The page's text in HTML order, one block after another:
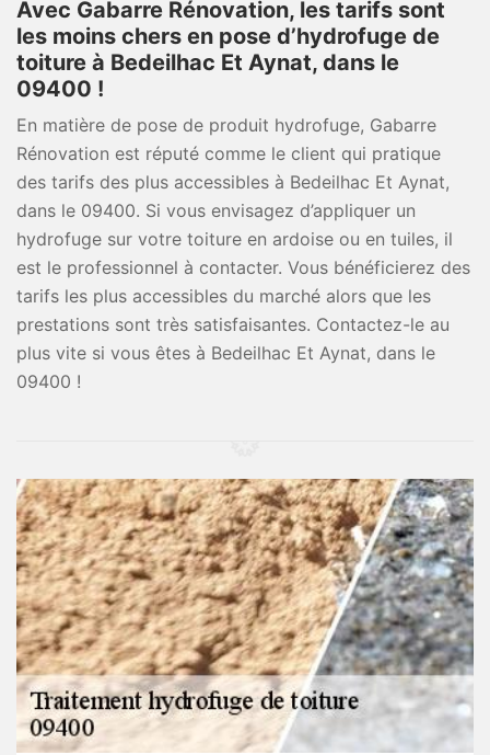
Avec Gabarre Rénovation, les tarifs sont
les moins chers en pose d’hydrofuge de
toiture à Bedeilhac Et Aynat, dans le
09400 !
En matière de pose de produit hydrofuge, Gabarre
Rénovation est réputé comme le client qui pratique
des tarifs des plus accessibles à Bedeilhac Et Aynat,
dans le 09400. Si vous envisagez d’appliquer un
hydrofuge sur votre toiture en ardoise ou en tuiles, il
est le professionnel à contacter. Vous bénéficierez des
tarifs les plus accessibles du marché alors que les
prestations sont très satisfaisantes. Contactez-le au
plus vite si vous êtes à Bedeilhac Et Aynat, dans le
09400 !